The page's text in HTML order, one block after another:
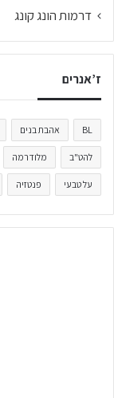
דרמות הונג קונג
ז’אנרים
BL אהבת בנים
להט"ב מלודרמה
על טבעי פנטזיה